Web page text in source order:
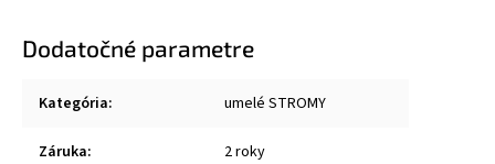
Dodatočné parametre
Kategória: umelé STROMY
Záruka: 2 roky